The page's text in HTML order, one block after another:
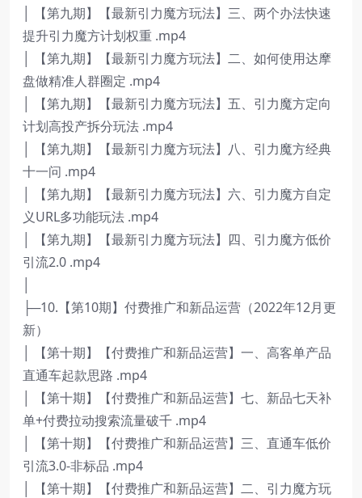
│ 【第九期】【最新引力魔方玩法】三、两个办法快速
提升引力魔方计划权重 .mp4
│ 【第九期】【最新引力魔方玩法】二、如何使用达摩
盘做精准人群圈定 .mp4
│ 【第九期】【最新引力魔方玩法】五、引力魔方定向
计划高投产拆分玩法 .mp4
│ 【第九期】【最新引力魔方玩法】八、引力魔方经典
十一问 .mp4
│ 【第九期】【最新引力魔方玩法】六、引力魔方自定
义URL多功能玩法 .mp4
│ 【第九期】【最新引力魔方玩法】四、引力魔方低价
引流2.0 .mp4
├─10.【第10期】付费推广和新品运营（2022年12月更
新）
│ 【第十期】【付费推广和新品运营】一、高客单产品
直通车起款思路 .mp4
│ 【第十期】【付费推广和新品运营】七、新品七天补
单+付费拉动搜索流量破千 .mp4
│ 【第十期】【付费推广和新品运营】三、直通车低价
引流3.0-非标品 .mp4
│ 【第十期】【付费推广和新品运营】二、引力魔方玩